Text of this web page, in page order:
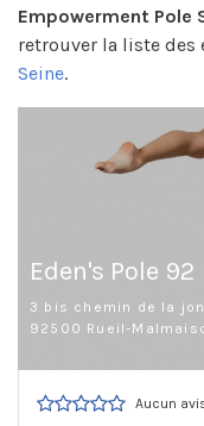
Empowerment Pole
retrouver la liste des
Seine.
Eden's Pole 92
3 bis chemin de la
92500 Rueil-
Aucun